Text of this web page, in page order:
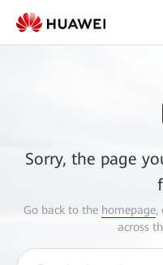
Sorry, the page
Go back to the homepage,
across